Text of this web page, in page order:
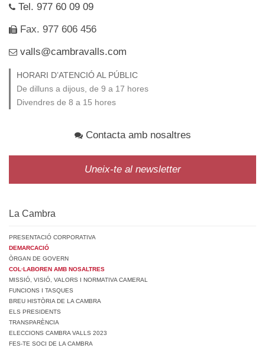
Tel. 977 60 09 09
Fax. 977 606 456
valls@cambravalls.com
HORARI D’ATENCIÓ AL PÚBLIC
De dilluns a dijous, de 9 a 17 hores
Divendres de 8 a 15 hores
Contacta amb nosaltres
Uneix-te al newsletter
La Cambra
PRESENTACIÓ CORPORATIVA
DEMARCACIÓ
ÒRGAN DE GOVERN
COL·LABOREN AMB NOSALTRES
MISSIÓ, VISIÓ, VALORS I NORMATIVA CAMERAL
FUNCIONS I TASQUES
BREU HISTÒRIA DE LA CAMBRA
ELS PRESIDENTS
TRANSPARÈNCIA
ELECCIONS CAMBRA VALLS 2023
FES-TE SOCI DE LA CAMBRA